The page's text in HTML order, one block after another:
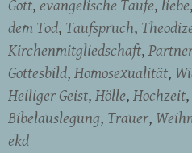
Gott evangelische Taufe liebe
dem Tod Taufspruch
Kirchenmitgliedschaft
Gottesbild Homosexualität
Heiliger Geist Hölle Hochzeit
Bibelauslegung Trauer
ekd